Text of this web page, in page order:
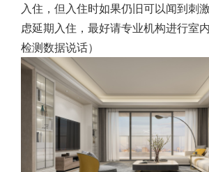
入住，但入住时如果仍旧可以闻到刺
虑延期入住，最好请专业机构进行室
检测数据说话）